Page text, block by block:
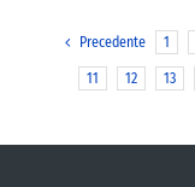
Precedente 1
11 12 13